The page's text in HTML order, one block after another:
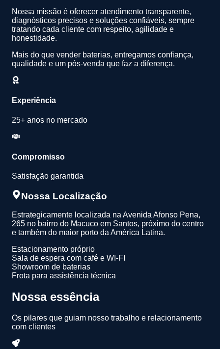
Nossa missão é oferecer atendimento transparente,
diagnósticos precisos e soluções confiáveis, sempre
tratando cada cliente com respeito, agilidade e
honestidade.
Mais do que vender baterias, entregamos confiança,
qualidade e um pós-venda que faz a diferença.
Experiência
25+ anos no mercado
Compromisso
Satisfação garantida
Nossa Localização
Estrategicamente localizada na Avenida Afonso Pena,
265 no bairro do Macuco em Santos, próximo do centro
e também do maior porto da América Latina.
Estacionamento próprio
Sala de espera com café e WI-FI
Showroom de baterias
Frota para assistência técnica
Nossa essência
Os pilares que guiam nosso trabalho e relacionamento
com clientes